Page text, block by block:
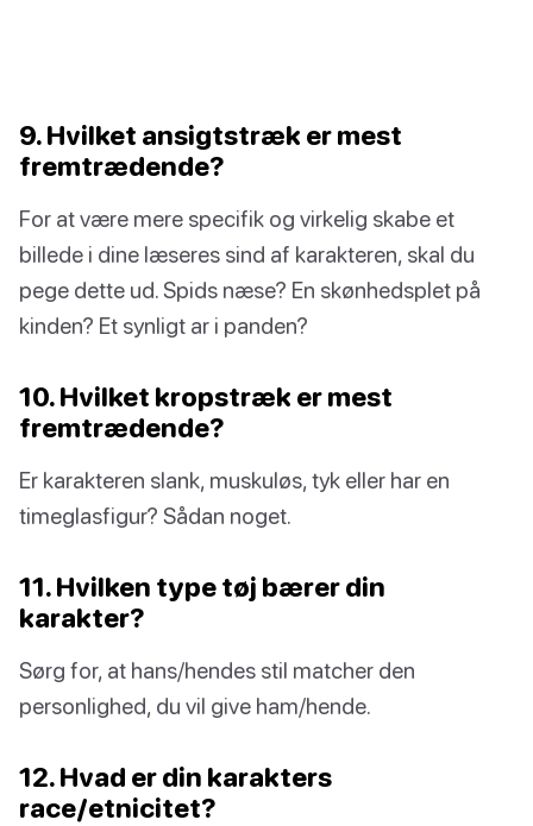
9. Hvilket ansigtstræk er mest
fremtrædende?
For at være mere specifik og virkelig skabe et
billede i dine læseres sind af karakteren, skal du
pege dette ud. Spids næse? En skønhedsplet på
kinden? Et synligt ar i panden?
10. Hvilket kropstræk er mest
fremtrædende?
Er karakteren slank, muskuløs, tyk eller har en
timeglasfigur? Sådan noget.
11. Hvilken type tøj bærer din
karakter?
Sørg for, at hans/hendes stil matcher den
personlighed, du vil give ham/hende.
12. Hvad er din karakters
race/etnicitet?